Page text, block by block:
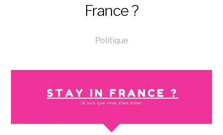
France ?
Politique